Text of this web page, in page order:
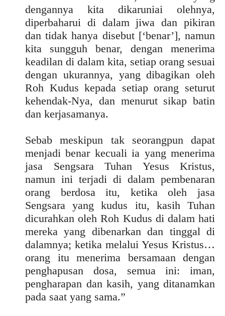
dengannya kita dikaruniai olehnya,
diperbaharui di dalam jiwa dan pikiran
dan tidak hanya disebut [‘benar’], namun
kita sungguh benar, dengan menerima
keadilan di dalam kita, setiap orang sesuai
dengan ukurannya, yang dibagikan oleh
Roh Kudus kepada setiap orang seturut
kehendak-Nya, dan menurut sikap batin
dan kerjasamanya.
Sebab meskipun tak seorangpun dapat
menjadi benar kecuali ia yang menerima
jasa Sengsara Tuhan Yesus Kristus,
namun ini terjadi di dalam pembenaran
orang berdosa itu, ketika oleh jasa
Sengsara yang kudus itu, kasih Tuhan
dicurahkan oleh Roh Kudus di dalam hati
mereka yang dibenarkan dan tinggal di
dalamnya; ketika melalui Yesus Kristus…
orang itu menerima bersamaan dengan
penghapusan dosa, semua ini: iman,
pengharapan dan kasih, yang ditanamkan
pada saat yang sama.”